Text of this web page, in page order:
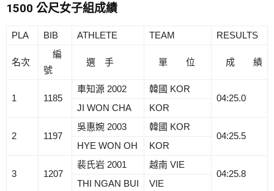
1500 公尺女子組成績
PLA BIB ATHLETE TEAM RESULTS
名次
編
號
選 手 單 位 成 績
1 1185
車知源 2002
韓國 KOR
04:25.0
JI WON CHA
KOR
2 1197
吳惠婉 2003
韓國 KOR
04:25.5
HYE WON OH
KOR
3 1207
裴氏岩 2001
越南 VIE
04:25.8
THI NGAN BUI
VIE